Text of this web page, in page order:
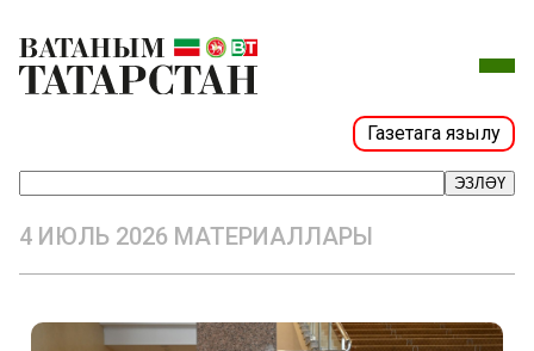
Газетага язылу
ЭЗЛӘҮ
4 ИЮЛЬ 2026 МАТЕРИАЛЛАРЫ